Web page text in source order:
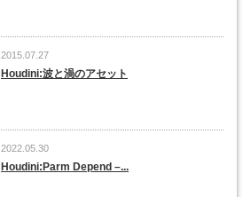
2015.07.27
Houdini:波と渦のアセット
2022.05.30
Houdini:Parm Depend –...